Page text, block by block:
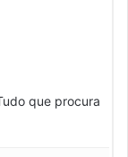
que procura